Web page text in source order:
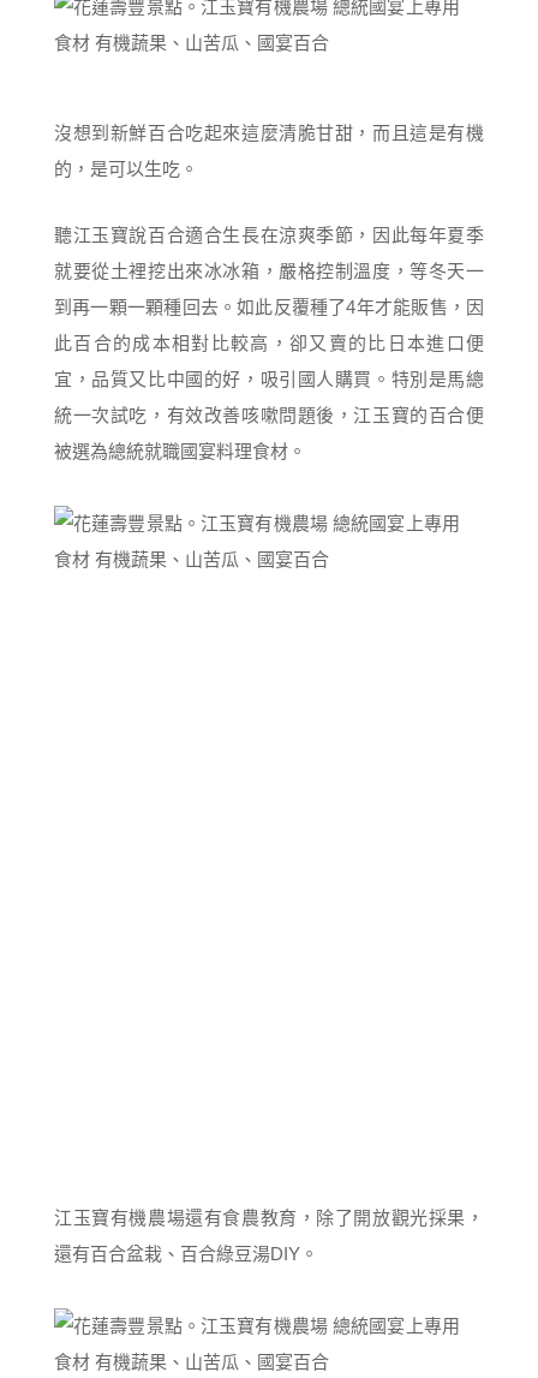
沒想到新鮮百合吃起來這麼清脆甘甜，而且這是有機
的，是可以生吃。
聽江玉寶說百合適合生長在涼爽季節，因此每年夏季
就要從土裡挖出來冰冰箱，嚴格控制溫度，等冬天一
到再一顆一顆種回去。如此反覆種了4年才能販售，因
此百合的成本相對比較高，卻又賣的比日本進口便
宜，品質又比中國的好，吸引國人購買。特別是馬總
統一次試吃，有效改善咳嗽問題後，江玉寶的百合便
被選為總統就職國宴料理食材。
江玉寶有機農場還有食農教育，除了開放觀光採果，
還有百合盆栽、百合綠豆湯DIY。